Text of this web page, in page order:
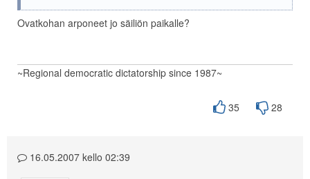
Ovatkohan arponeet jo säiliön paikalle?
~Regional democratic dictatorship since 1987~
35 28
16.05.2007 kello 02:39